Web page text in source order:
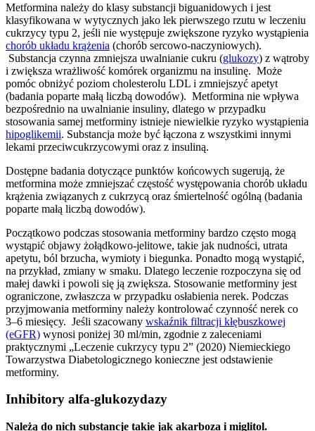
Metformina należy do klasy substancji biguanidowych i jest
klasyfikowana w wytycznych jako lek pierwszego rzutu w leczeniu
cukrzycy typu 2, jeśli nie występuje zwiększone ryzyko wystąpienia
chorób układu krążenia (chorób sercowo-naczyniowych).
Substancja czynna zmniejsza uwalnianie cukru (glukozy) z wątroby
i zwiększa wrażliwość komórek organizmu na insulinę. Może
pomóc obniżyć poziom cholesterolu LDL i zmniejszyć apetyt
(badania poparte małą liczbą dowodów). Metformina nie wpływa
bezpośrednio na uwalnianie insuliny, dlatego w przypadku
stosowania samej metforminy istnieje niewielkie ryzyko wystąpienia
hipoglikemii. Substancja może być łączona z wszystkimi innymi
lekami przeciwcukrzycowymi oraz z insuliną.
Dostępne badania dotyczące punktów końcowych sugerują, że
metformina może zmniejszać częstość występowania chorób układu
krążenia związanych z cukrzycą oraz śmiertelność ogólną (badania
poparte małą liczbą dowodów).
Początkowo podczas stosowania metforminy bardzo często mogą
wystąpić objawy żołądkowo-jelitowe, takie jak nudności, utrata
apetytu, ból brzucha, wymioty i biegunka. Ponadto mogą wystąpić,
na przykład, zmiany w smaku. Dlatego leczenie rozpoczyna się od
małej dawki i powoli się ją zwiększa. Stosowanie metforminy jest
ograniczone, zwłaszcza w przypadku osłabienia nerek. Podczas
przyjmowania metforminy należy kontrolować czynność nerek co
3–6 miesięcy. Jeśli szacowany wskaźnik filtracji kłębuszkowej
(eGFR) wynosi poniżej 30 ml/min, zgodnie z zaleceniami
praktycznymi „Leczenie cukrzycy typu 2” (2020) Niemieckiego
Towarzystwa Diabetologicznego konieczne jest odstawienie
metforminy.
Inhibitory alfa-glukozydazy
Należą do nich substancje takie jak akarboza i miglitol.